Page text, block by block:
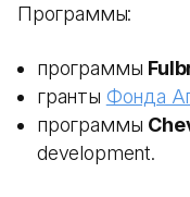
Программы:
программы
гранты Фонда
программы
development.